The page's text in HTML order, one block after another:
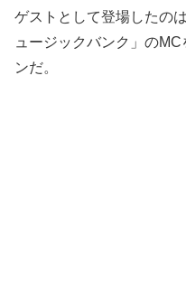
ゲストとして登場したの
ュージックバンク」の
ンだ。